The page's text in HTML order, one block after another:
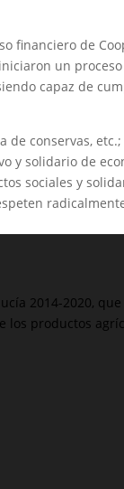
financiero de
un
capaz de
conservas,
y solidario de
sociales y
2014-2020,
productos